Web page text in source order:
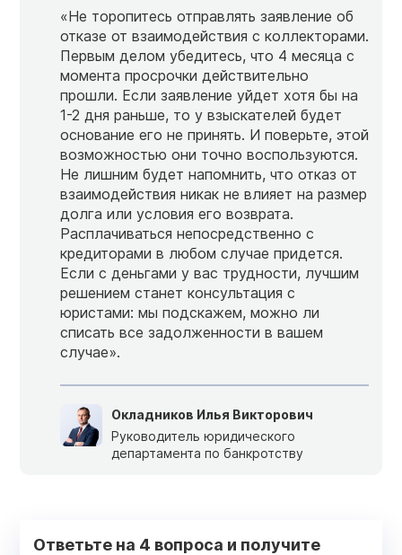
«Не торопитесь отправлять заявление об
отказе от взаимодействия с коллекторами.
Первым делом убедитесь, что 4 месяца с
момента просрочки действительно
прошли. Если заявление уйдет хотя бы на
1-2 дня раньше, то у взыскателей будет
основание его не принять. И поверьте, этой
возможностью они точно воспользуются.
Не лишним будет напомнить, что отказ от
взаимодействия никак не влияет на размер
долга или условия его возврата.
Расплачиваться непосредственно с
кредиторами в любом случае придется.
Если с деньгами у вас трудности, лучшим
решением станет консультация с
юристами: мы подскажем, можно ли
списать все задолженности в вашем
случае».
Окладников Илья Викторович
Руководитель юридического
департамента по банкротству
Ответьте на 4 вопроса и получите